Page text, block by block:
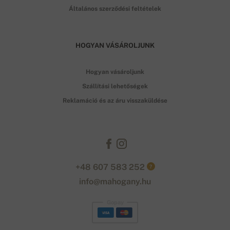
Általános szerződési feltételek
HOGYAN VÁSÁROLJUNK
Hogyan vásároljunk
Szállítási lehetőségek
Reklamáció és az áru visszaküldése
+48 607 583 252 ?
info@mahogany.hu